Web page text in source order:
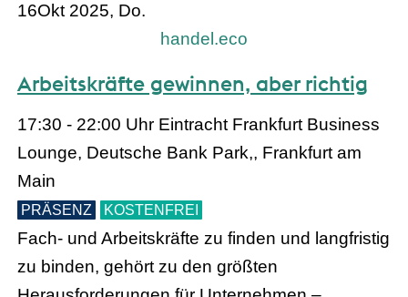
16Okt 2025, Do.
handel.eco
Arbeitskräfte gewinnen, aber richtig
17:30 - 22:00 Uhr Eintracht Frankfurt Business
Lounge, Deutsche Bank Park,, Frankfurt am
Main
PRÄSENZ KOSTENFREI
Fach- und Arbeitskräfte zu finden und langfristig
zu binden, gehört zu den größten